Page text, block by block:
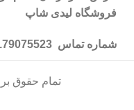
فروشگاه لیدی شاپ
شماره تماس 09179075523
تمام حقوق